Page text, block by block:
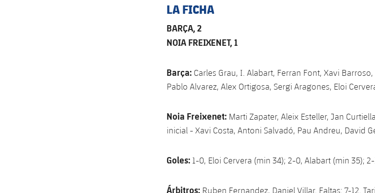
LA FICHA
BARÇA, 2
NOIA FREIXENET, 1
Barça: Carles Grau, I. Alabart, Ferran Font, Xavi
Pablo Alvarez, Alex Ortigosa, Sergi Aragones, Eloi
Noia Freixenet: Marti Zapater, Aleix Esteller, Jan
inicial - Xavi Costa, Antoni Salvadó, Pau Andreu, David
Goles: 1-0, Eloi Cervera (min 34); 2-0, Alabart (min 35);
Árbitros: Ruben Fernandez, Daniel Villar. Faltas: 7-12.